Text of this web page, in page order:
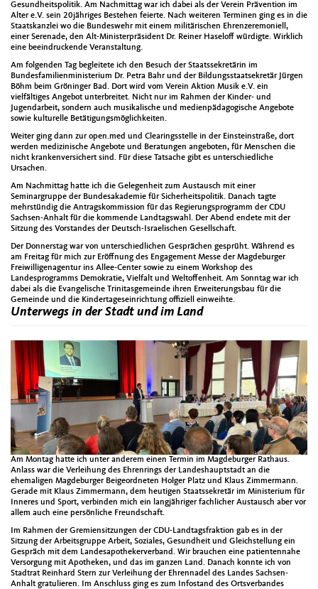
Gesundheitspolitik. Am Nachmittag war ich dabei als der Verein Prävention im
Alter e.V. sein 20jähriges Bestehen feierte. Nach weiteren Terminen ging es in die
Staatskanzlei wo die Bundeswehr mit einem militärischen Ehrenzeremoniell,
einer Serenade, den Alt-Ministerpräsident Dr. Reiner Haseloff würdigte. Wirklich
eine beeindruckende Veranstaltung.
Am folgenden Tag begleitete ich den Besuch der Staatssekretärin im
Bundesfamilienministerium Dr. Petra Bahr und der Bildungsstaatsekretär Jürgen
Böhm beim Gröninger Bad. Dort wird vom Verein Aktion Musik e.V. ein
vielfältiges Angebot unterbreitet. Nicht nur im Rahmen der Kinder- und
Jugendarbeit, sondern auch musikalische und medienpädagogische Angebote
sowie kulturelle Betätigungsmöglichkeiten.
Weiter ging dann zur open.med und Clearingsstelle in der Einsteinstraße, dort
werden medizinische Angebote und Beratungen angeboten, für Menschen die
nicht krankenversichert sind. Für diese Tatsache gibt es unterschiedliche
Ursachen.
Am Nachmittag hatte ich die Gelegenheit zum Austausch mit einer
Seminargruppe der Bundesakademie für Sicherheitspolitik. Danach tagte
mehrstündig die Antragskommission für das Regierungsprogramm der CDU
Sachsen-Anhalt für die kommende Landtagswahl. Der Abend endete mit der
Sitzung des Vorstandes der Deutsch-Israelischen Gesellschaft.
Der Donnerstag war von unterschiedlichen Gesprächen gesprüht. Während es
am Freitag für mich zur Eröffnung des Engagement Messe der Magdeburger
Freiwilligenagentur ins Allee-Center sowie zu einem Workshop des
Landesprogramms Demokratie, Vielfalt und Weltoffenheit. Am Sonntag war ich
dabei als die Evangelische Trinitasgemeinde ihren Erweiterungsbau für die
Gemeinde und die Kindertageseinrichtung offiziell einweihte.
Unterwegs in der Stadt und im Land
Am Montag hatte ich unter anderem einen Termin im Magdeburger Rathaus.
Anlass war die Verleihung des Ehrenrings der Landeshauptstadt an die
ehemaligen Magdeburger Beigeordneten Holger Platz und Klaus Zimmermann.
Gerade mit Klaus Zimmermann, dem heutigen Staatssekretär im Ministerium für
Inneres und Sport, verbinden mich ein langjähriger fachlicher Austausch aber vor
allem auch eine persönliche Freundschaft.
Im Rahmen der Gremiensitzungen der CDU-Landtagsfraktion gab es in der
Sitzung der Arbeitsgruppe Arbeit, Soziales, Gesundheit und Gleichstellung ein
Gespräch mit dem Landesapothekerverband. Wir brauchen eine patientennahe
Versorgung mit Apotheken, und das im ganzen Land. Danach konnte ich von
Stadtrat Reinhard Stern zur Verleihung der Ehrennadel des Landes Sachsen-
Anhalt gratulieren. Im Anschluss ging es zum Infostand des Ortsverbandes